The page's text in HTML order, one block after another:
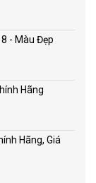
- Màu Đẹp
Hãng
Hãng, Giá